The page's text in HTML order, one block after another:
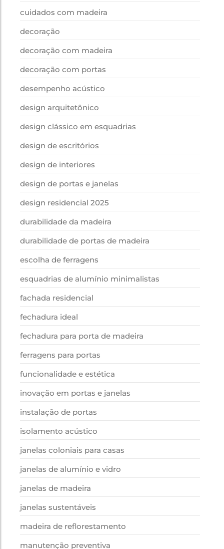
cuidados com madeira
decoração
decoração com madeira
decoração com portas
desempenho acústico
design arquitetônico
design clássico em esquadrias
design de escritórios
design de interiores
design de portas e janelas
design residencial 2025
durabilidade da madeira
durabilidade de portas de madeira
escolha de ferragens
esquadrias de alumínio minimalistas
fachada residencial
fechadura ideal
fechadura para porta de madeira
ferragens para portas
funcionalidade e estética
inovação em portas e janelas
instalação de portas
isolamento acústico
janelas coloniais para casas
janelas de alumínio e vidro
janelas de madeira
janelas sustentáveis
madeira de reflorestamento
manutenção preventiva